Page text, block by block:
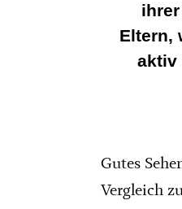
Eltern,
aktiv
Gutes
Vergleich